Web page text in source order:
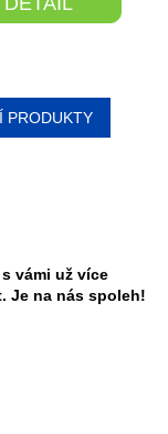
vámi už více
Je na nás spoleh!
PRODUKTY